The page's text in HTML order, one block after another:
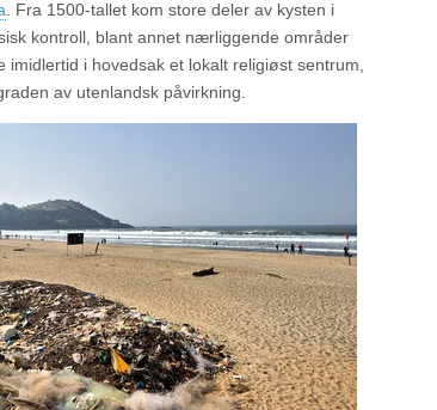
. Fra 1500-tallet kom store deler av kysten i
kontroll, blant annet nærliggende områder
imidlertid i hovedsak et lokalt religiøst sentrum,
av utenlandsk påvirkning.